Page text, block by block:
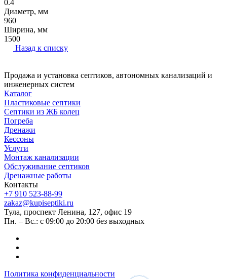
0.4
Диаметр, мм
960
Ширина, мм
1500
Назад к списку
Продажа и установка септиков, автономных канализаций и
инженерных систем
Каталог
Пластиковые септики
Септики из ЖБ колец
Погреба
Дренажи
Кессоны
Услуги
Монтаж канализации
Обслуживание септиков
Дренажные работы
Контакты
+7 910 523-88-99
zakaz@kupiseptiki.ru
Тула, проспект Ленина, 127, офис 19
Пн. – Вс.: с 09:00 до 20:00 без выходных
Политика конфиденциальности